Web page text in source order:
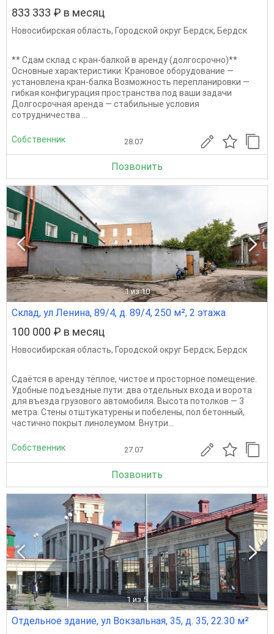
833 333 ₽ в месяц
Новосибирская область, Городской округ Бердск, Бердск
** Сдам склад с кран-балкой в аренду (долгосрочно)**
Основные характеристики: Крановое оборудование —
установлена кран-балка Возможность перепланировки —
гибкая конфигурация пространства под ваши задачи
Долгосрочная аренда — стабильные условия
сотрудничества ...
Собственник 28.07
Позвонить
1 из 10
Склад, ул Ленина, 89/4, д. 89/4, 250 м², 2 этажа
100 000 ₽ в месяц
Новосибирская область, Городской округ Бердск, Бердск
Сдаётся в аренду тёплое, чистое и просторное помещение.
Удобные подъездные пути: два отдельных входа и ворота
для въезда грузового автомобиля. Высота потолков — 3
метра. Стены отштукатурены и побелены, пол бетонный,
частично покрыт линолеумом. Внутри...
Собственник 27.07
Позвонить
1 из 5
Отдельное здание, ул Вокзальная, 35, д. 35, 22.30 м²